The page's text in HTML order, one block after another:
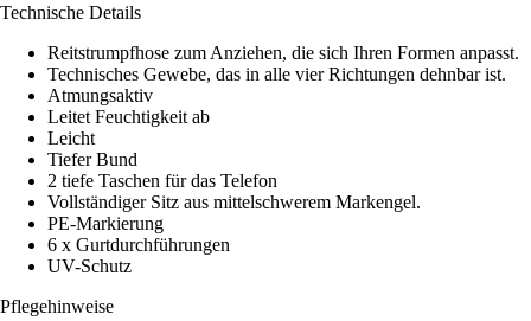
Technische Details
Reitstrumpfhose zum Anziehen, die sich Ihren Formen anpasst.
Technisches Gewebe, das in alle vier Richtungen dehnbar ist.
Atmungsaktiv
Leitet Feuchtigkeit ab
Leicht
Tiefer Bund
2 tiefe Taschen für das Telefon
Vollständiger Sitz aus mittelschwerem Markengel.
PE-Markierung
6 x Gurtdurchführungen
UV-Schutz
Pflegehinweise